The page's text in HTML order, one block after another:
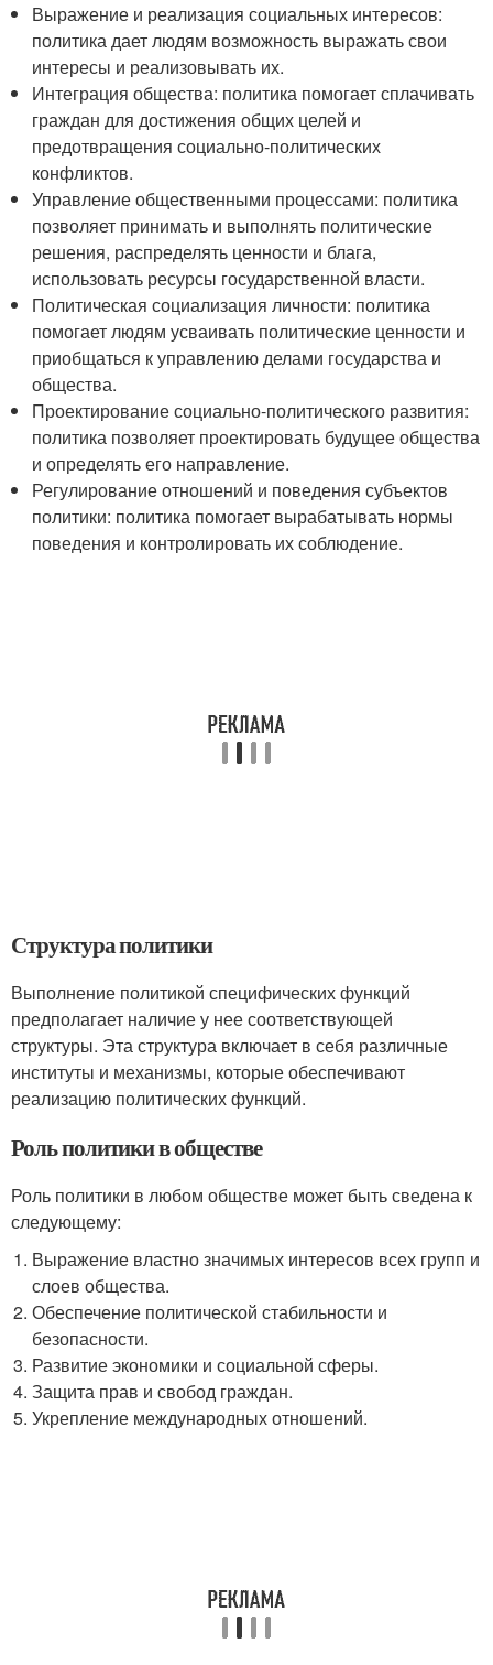
Выражение и реализация социальных интересов:
политика дает людям возможность выражать свои
интересы и реализовывать их.
Интеграция общества: политика помогает сплачивать
граждан для достижения общих целей и
предотвращения социально-политических
конфликтов.
Управление общественными процессами: политика
позволяет принимать и выполнять политические
решения, распределять ценности и блага,
использовать ресурсы государственной власти.
Политическая социализация личности: политика
помогает людям усваивать политические ценности и
приобщаться к управлению делами государства и
общества.
Проектирование социально-политического развития:
политика позволяет проектировать будущее общества
и определять его направление.
Регулирование отношений и поведения субъектов
политики: политика помогает вырабатывать нормы
поведения и контролировать их соблюдение.
Структура политики
Выполнение политикой специфических функций
предполагает наличие у нее соответствующей
структуры. Эта структура включает в себя различные
институты и механизмы, которые обеспечивают
реализацию политических функций.
Роль политики в обществе
Роль политики в любом обществе может быть сведена к
следующему:
Выражение властно значимых интересов всех групп и
слоев общества.
Обеспечение политической стабильности и
безопасности.
Развитие экономики и социальной сферы.
Защита прав и свобод граждан.
Укрепление международных отношений.